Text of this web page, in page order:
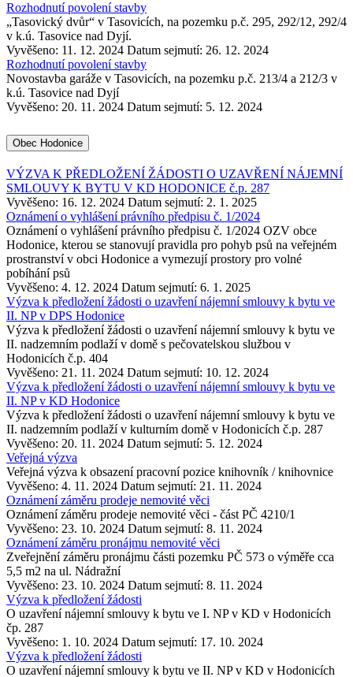
Rozhodnutí povolení stavby
„Tasovický dvůr“ v Tasovicích, na pozemku p.č. 295, 292/12, 292/4
v k.ú. Tasovice nad Dyjí.
Vyvěšeno: 11. 12. 2024 Datum sejmutí: 26. 12. 2024
Rozhodnutí povolení stavby
Novostavba garáže v Tasovicích, na pozemku p.č. 213/4 a 212/3 v
k.ú. Tasovice nad Dyjí
Vyvěšeno: 20. 11. 2024 Datum sejmutí: 5. 12. 2024
Obec Hodonice
VÝZVA K PŘEDLOŽENÍ ŽÁDOSTI O UZAVŘENÍ NÁJEMNÍ
SMLOUVY K BYTU V KD HODONICE č.p. 287
Vyvěšeno: 16. 12. 2024 Datum sejmutí: 2. 1. 2025
Oznámení o vyhlášení právního předpisu č. 1/2024
Oznámení o vyhlášení právního předpisu č. 1/2024 OZV obce
Hodonice, kterou se stanovují pravidla pro pohyb psů na veřejném
prostranství v obci Hodonice a vymezují prostory pro volné
pobíhání psů
Vyvěšeno: 4. 12. 2024 Datum sejmutí: 6. 1. 2025
Výzva k předložení žádosti o uzavření nájemní smlouvy k bytu ve
II. NP v DPS Hodonice
Výzva k předložení žádosti o uzavření nájemní smlouvy k bytu ve
II. nadzemním podlaží v domě s pečovatelskou službou v
Hodonicích č.p. 404
Vyvěšeno: 21. 11. 2024 Datum sejmutí: 10. 12. 2024
Výzva k předložení žádosti o uzavření nájemní smlouvy k bytu ve
II. NP v KD Hodonice
Výzva k předložení žádosti o uzavření nájemní smlouvy k bytu ve
II. nadzemním podlaží v kulturním domě v Hodonicích č.p. 287
Vyvěšeno: 20. 11. 2024 Datum sejmutí: 5. 12. 2024
Veřejná výzva
Veřejná výzva k obsazení pracovní pozice knihovník / knihovnice
Vyvěšeno: 4. 11. 2024 Datum sejmutí: 21. 11. 2024
Oznámení záměru prodeje nemovité věci
Oznámení záměru prodeje nemovité věci - část PČ 4210/1
Vyvěšeno: 23. 10. 2024 Datum sejmutí: 8. 11. 2024
Oznámení záměru pronájmu nemovité věci
Zveřejnění záměru pronájmu části pozemku PČ 573 o výměře cca
5,5 m2 na ul. Nádražní
Vyvěšeno: 23. 10. 2024 Datum sejmutí: 8. 11. 2024
Výzva k předložení žádosti
O uzavření nájemní smlouvy k bytu ve I. NP v KD v Hodonicích
čp. 287
Vyvěšeno: 1. 10. 2024 Datum sejmutí: 17. 10. 2024
Výzva k předložení žádosti
O uzavření nájemní smlouvy k bytu ve II. NP v KD v Hodonicích